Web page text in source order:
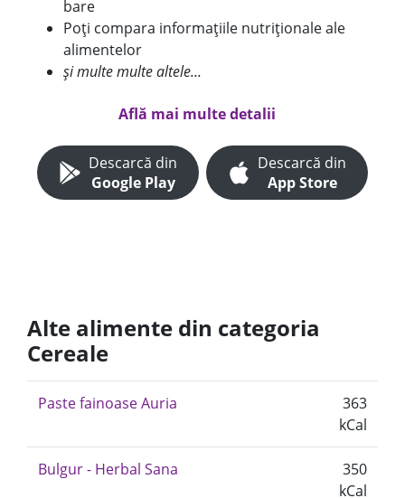
bare
Poți compara informațiile nutriționale ale
alimentelor
și multe multe altele...
Află mai multe detalii
Descarcă din
Google Play
Descarcă din
App Store
Alte alimente din categoria
Cereale
Paste fainoase Auria
363
kCal
Bulgur - Herbal Sana
350
kCal